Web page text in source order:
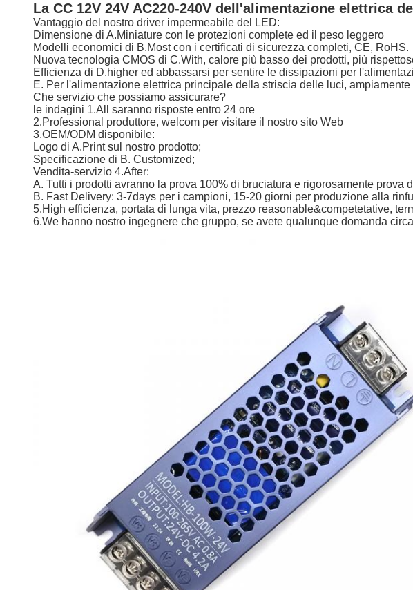
La CC 12V 24V AC220-240V dell'alimentazione elettrica
Vantaggio del nostro driver impermeabile del LED:
Dimensione di A.Miniature con le protezioni complete ed il peso leggero
Modelli economici di B.Most con i certificati di sicurezza completi, CE, RoHS.
Nuova tecnologia CMOS di C.With, calore più basso dei prodotti, più
Efficienza di D.higher ed abbassarsi per sentire le dissipazioni per
E. Per l'alimentazione elettrica principale della striscia delle luci,
Che servizio che possiamo assicurare?
le indagini 1.All saranno risposte entro 24 ore
2.Professional produttore, welcom per visitare il nostro sito Web
3.OEM/ODM disponibile:
Logo di A.Print sul nostro prodotto;
Specificazione di B. Customized;
Vendita-servizio 4.After:
A. Tutti i prodotti avranno la prova 100% di bruciatura e rigorosamente prova
B. Fast Delivery: 3-7days per i campioni, 15-20 giorni per produzione alla
5.High efficienza, portata di lunga vita, prezzo reasonable&competetative,
6.We hanno nostro ingegnere che gruppo, se avete qualunque domanda